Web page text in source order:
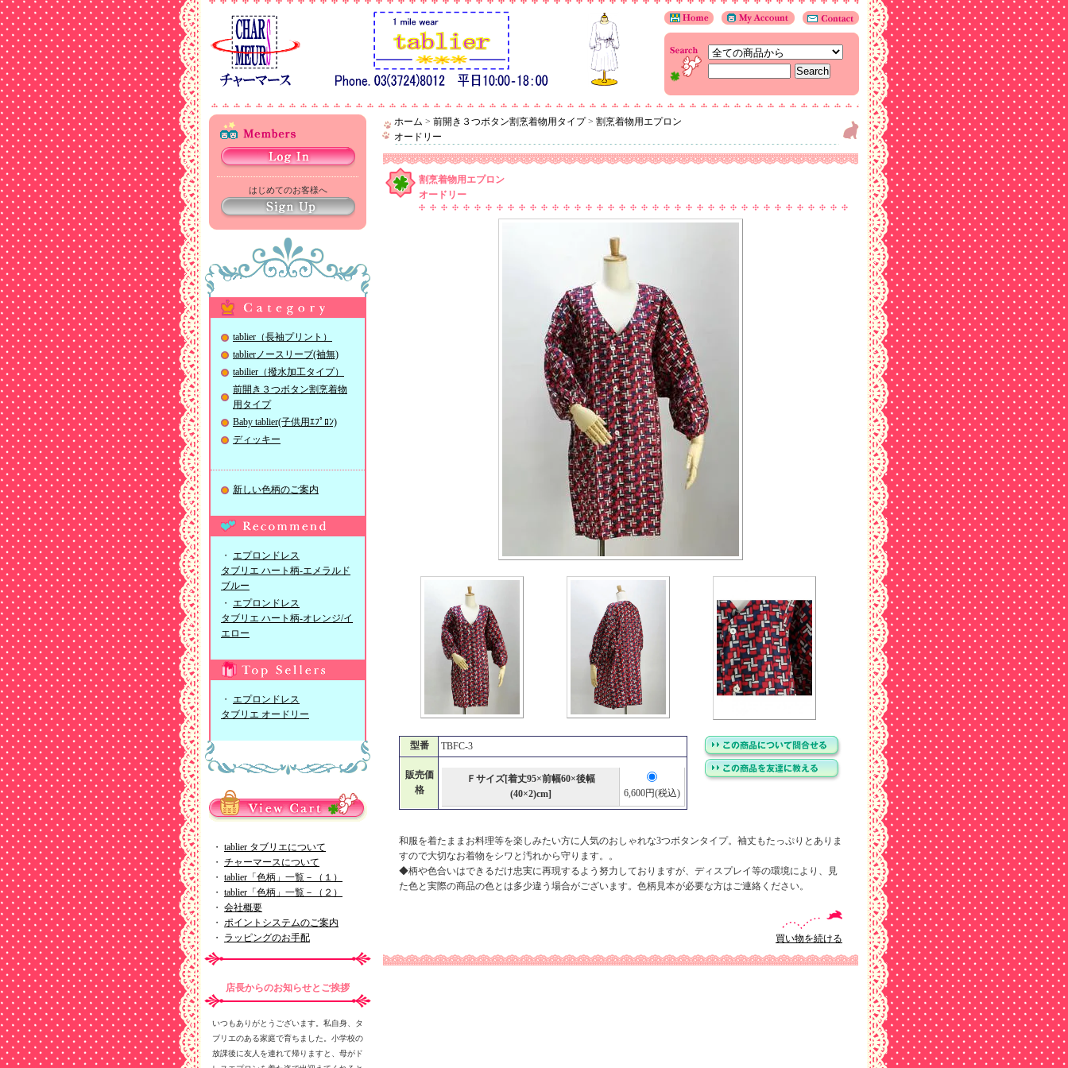
はじめてのお客様へ
tablier（長袖プリント）
tablierノースリーブ(袖無)
tabilier（撥水加工タイプ）
前開き３つボタン割烹着物
用タイプ
Baby tablier(子供用ｴﾌﾟﾛﾝ)
ディッキー
新しい色柄のご案内
・ エプロンドレス
タブリエ ハート柄-エメラルド
ブルー
・ エプロンドレス
タブリエ ハート柄-オレンジ/イ
エロー
・ エプロンドレス
タブリエ オードリー
・ tablier タブリエについて
・ チャーマースについて
・ tablier「色柄」一覧－（１）
・ tablier「色柄」一覧－（２）
・ 会社概要
・ ポイントシステムのご案内
・ ラッピングのお手配
店長からのお知らせとご挨拶
いつもありがとうございます。私自身、タ
ブリエのある家庭で育ちました。小学校の
放課後に友人を連れて帰りますと、母がド
ホーム > 前開き３つボタン割烹着物用タイプ> 割烹着物用エプロン
オードリー
割烹着物用エプロン
オードリー
型番 TBFC-3
販売価
格
Ｆサイズ[着丈95×前幅60×後幅
(40×2)cm]
6,600円(税込)
和服を着たままお料理等を楽しみたい方に人気のおしゃれな3つボタンタイプ。袖丈もたっぷりとありま
すので大切なお着物をシワと汚れから守ります。。
◆柄や色合いはできるだけ忠実に再現するよう努力しておりますが、ディスプレイ等の環境により、見
た色と実際の商品の色とは多少違う場合がございます。色柄見本が必要な方はご連絡ください。
買い物を続ける